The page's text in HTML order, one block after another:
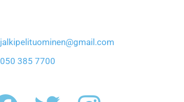
jalkipelituominen@gmail.com
050 385 7700